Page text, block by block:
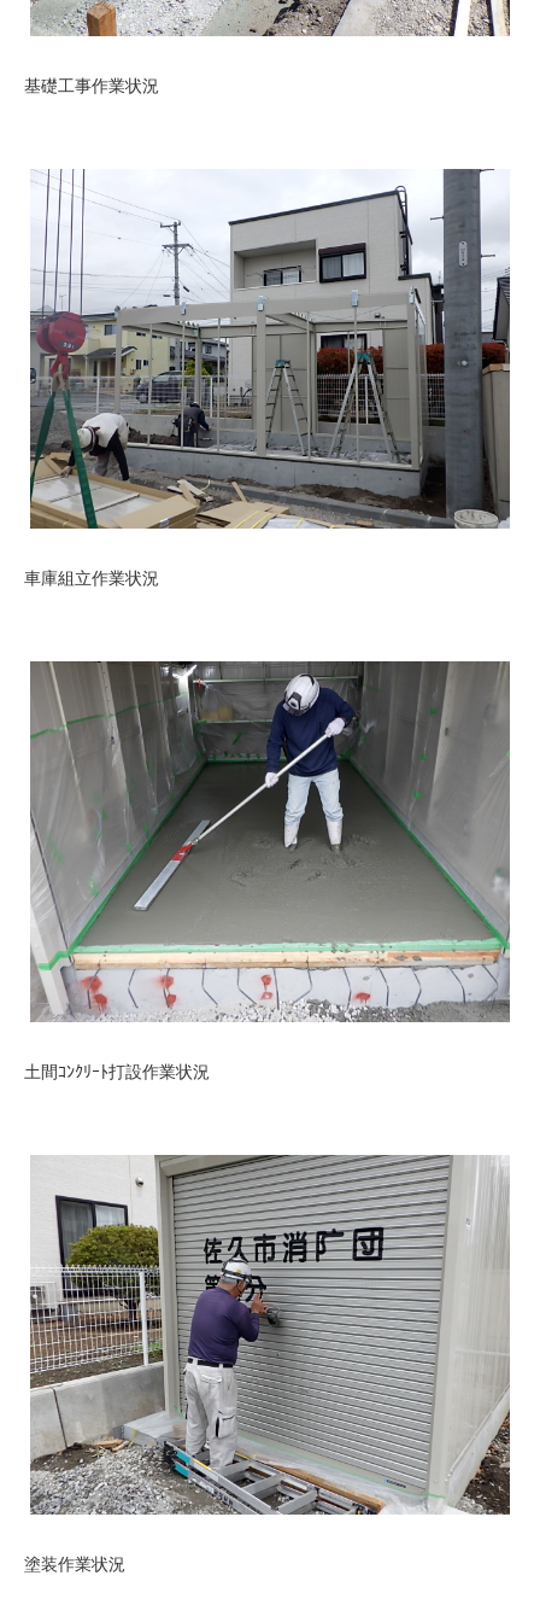
基礎工事作業状況
車庫組立作業状況
土間ｺﾝｸﾘｰﾄ打設作業状況
塗装作業状況